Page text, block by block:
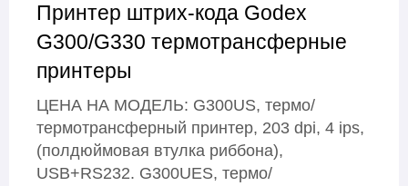
Принтер штрих-кода Godex
G300/G330 термотрансферные
принтеры
ЦЕНА НА МОДЕЛЬ: G300US, термо/
термотрансферный принтер, 203 dpi, 4 ips,
(полдюймовая втулка риббона),
USB+RS232. G300UES, термо/